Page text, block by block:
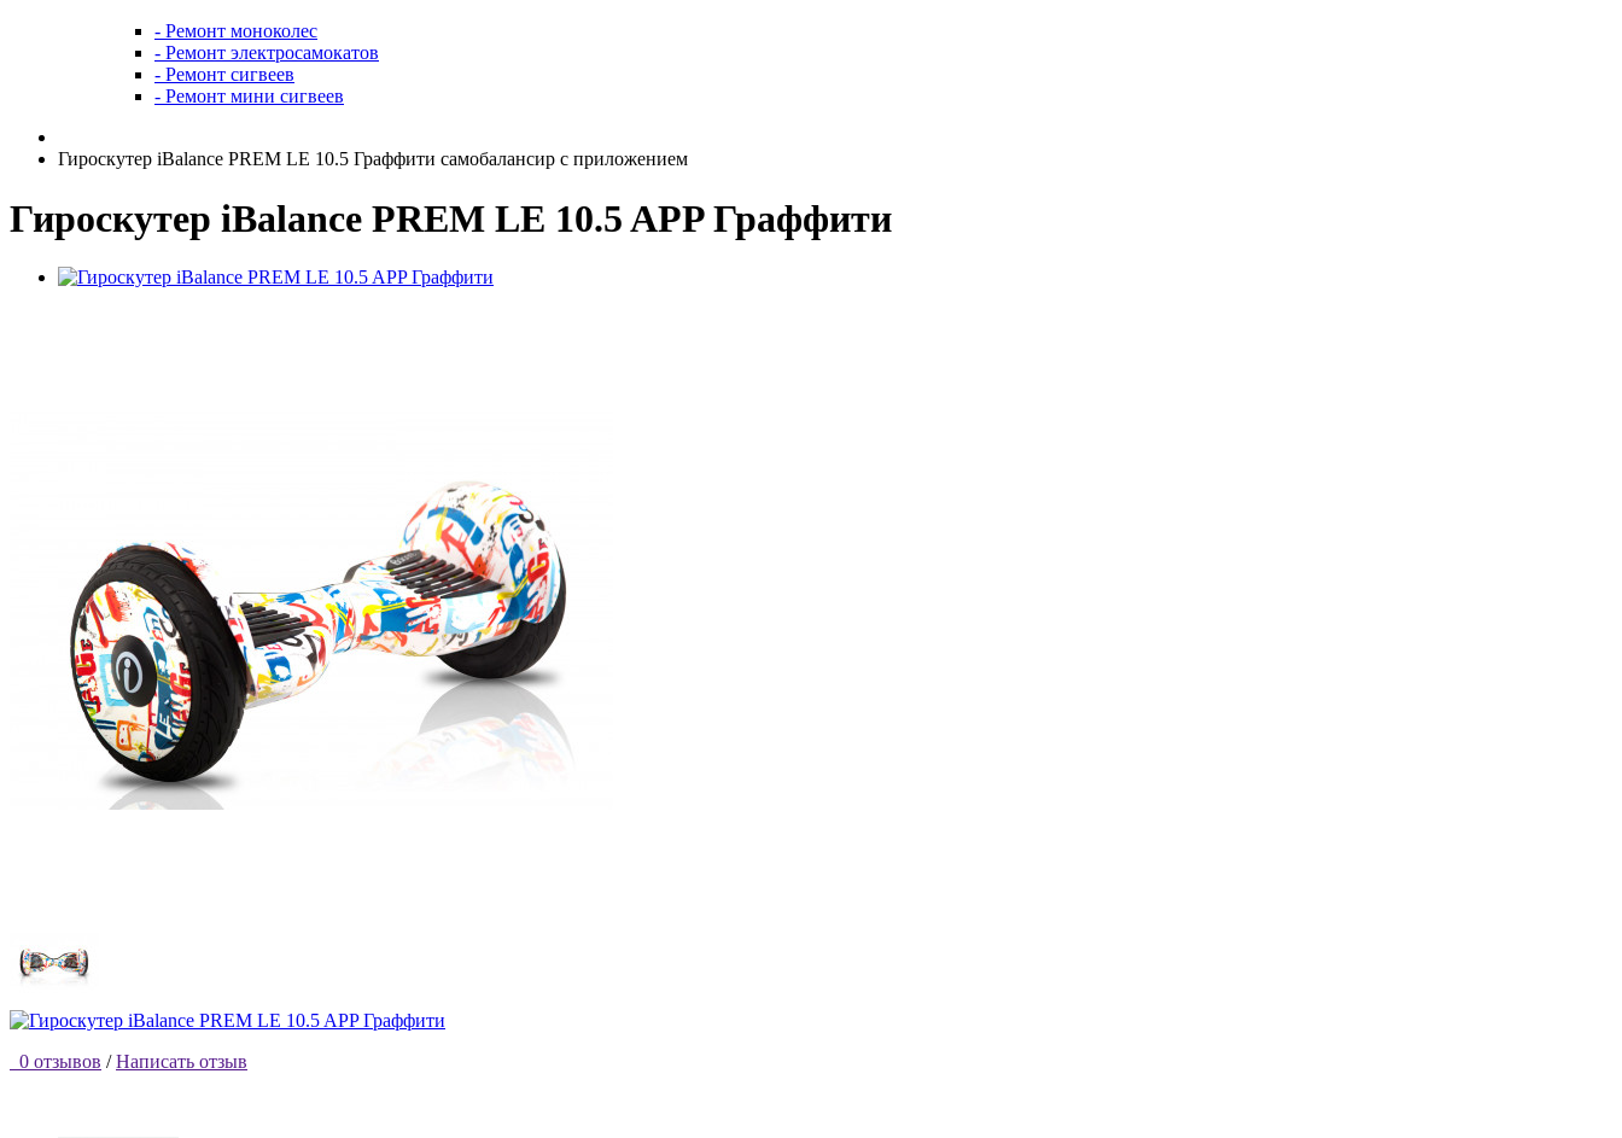
- Ремонт моноколес
- Ремонт электросамокатов
- Ремонт сигвеев
- Ремонт мини сигвеев
Гироскутер iBalance PREM LE 10.5 Граффити самобалансир c приложением
Гироскутер iBalance PREM LE 10.5 APP Граффити
0 отзывов / Написать отзыв